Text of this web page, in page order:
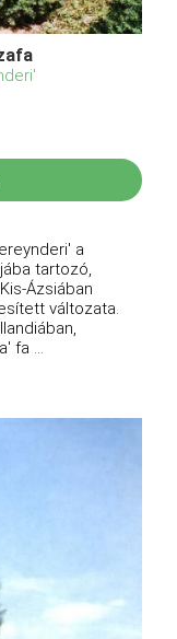
a
tartozó,
Ázsiában
változata.
fa ...